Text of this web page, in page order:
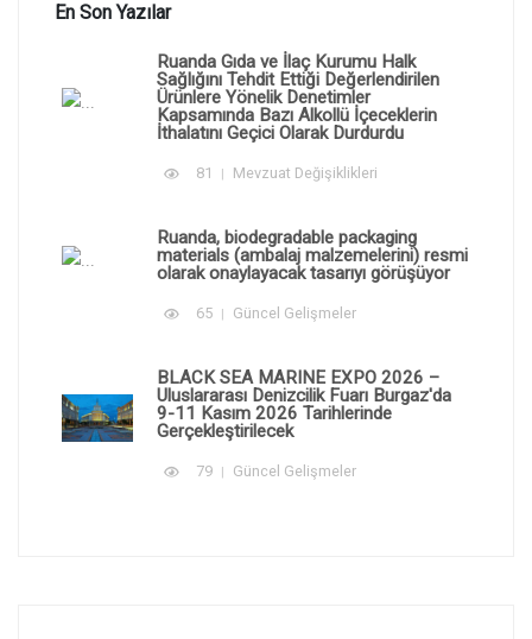
En Son Yazılar
Ruanda Gıda ve İlaç Kurumu Halk
Sağlığını Tehdit Ettiği Değerlendirilen
Ürünlere Yönelik Denetimler
Kapsamında Bazı Alkollü İçeceklerin
İthalatını Geçici Olarak Durdurdu
81 Mevzuat Değişiklikleri
Ruanda, biodegradable packaging
materials (ambalaj malzemelerini) resmi
olarak onaylayacak tasarıyı görüşüyor
65 Güncel Gelişmeler
BLACK SEA MARINE EXPO 2026 –
Uluslararası Denizcilik Fuarı Burgaz'da
9-11 Kasım 2026 Tarihlerinde
Gerçekleştirilecek
79 Güncel Gelişmeler